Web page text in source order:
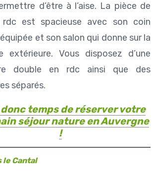
d’être à l’aise. La pièce de
est spacieuse avec son coin
et son salon qui donne sur la
extérieure. Vous disposez d’une
double en rdc ainsi que des
séparés.
temps de réserver votre
séjour nature en Auvergne
!
le Cantal